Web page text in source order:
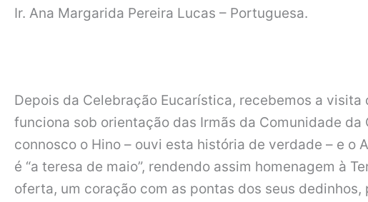
Ir. Ana Margarida Pereira Lucas – Portuguesa.
Depois da Celebração Eucarística, recebemos a
funciona sob orientação das Irmãs da Comunidade da
connosco o Hino – ouvi esta história de verdade – e o
é “a teresa de maio”, rendendo assim homenagem à
oferta, um coração com as pontas dos seus